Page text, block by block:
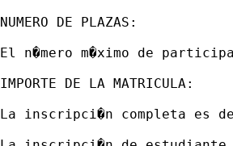
NUMERO DE PLAZAS:
El n�mero m�ximo de
IMPORTE DE LA MATRICULA:
La inscripci�n completa es